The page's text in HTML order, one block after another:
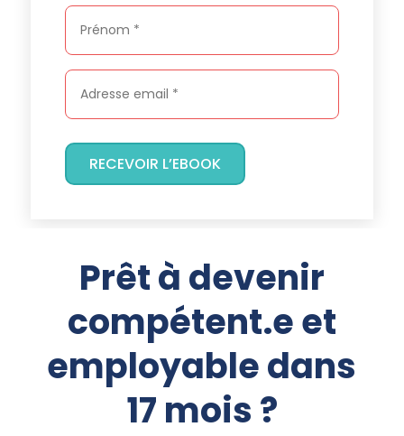
RECEVOIR L’EBOOK
Prêt à devenir
compétent.e et
employable dans
17 mois ?